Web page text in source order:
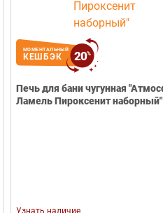
МОМЕНТАЛЬНЫЙ
КЕШБЭК 20%
Печь для бани чугунная "Атмосфера ХL -
Ламель Пироксенит наборный"